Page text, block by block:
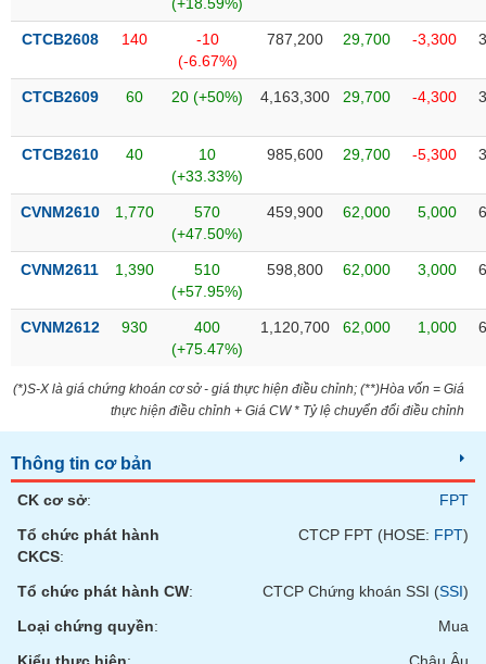
CTCB2608 140
-10
(-6.67%)
787,200 29,700 -3,300
CTCB2609 60 20 (+50%) 4,163,300 29,700 -4,300
CTCB2610 40
10
(+33.33%)
985,600 29,700 -5,300
CVNM2610 1,770
570
(+47.50%)
459,900 62,000 5,000
CVNM2611 1,390
510
(+57.95%)
598,800 62,000 3,000
CVNM2612 930
400
(+75.47%)
1,120,700 62,000 1,000
(*)S-X là giá chứng khoán cơ sở - giá thực hiện điều chỉnh; (**)Hòa vốn = Giá
thực hiện điều chỉnh + Giá CW * Tỷ lệ chuyển đổi điều chỉnh
Thông tin cơ bản
CK cơ sở:
FPT
Tổ chức phát hành
CKCS:
CTCP FPT (HOSE: FPT)
Tổ chức phát hành CW: CTCP Chứng khoán SSI (SSI)
Loại chứng quyền:
Mua
vụ
(-)
tạo
Công
đầu
Truyền
tài
chính